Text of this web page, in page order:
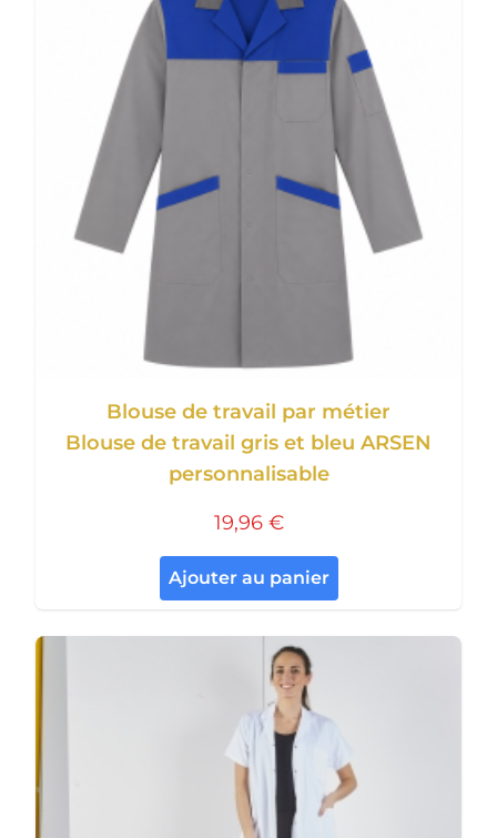
Blouse de travail par métier
Blouse de travail gris et bleu ARSEN
personnalisable
19,96 €
Ajouter au panier